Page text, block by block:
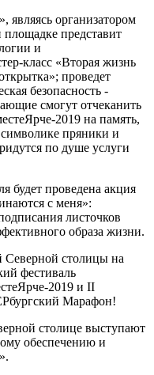
организатором
площадке представит
и
класс «Вторая жизнь
проведет
безопасность -
смогут отчеканить
2019 на память,
пряники и
по душе услуги
будет проведена акция
с меня»:
листочков
образа жизни.
Северной столицы на
фестиваль
2019 и II
Марафон!
столице выступают
обеспечению и